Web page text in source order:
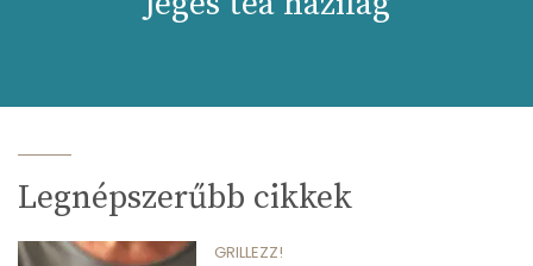
Legnépszerűbb cikkek
GRILLEZZ!